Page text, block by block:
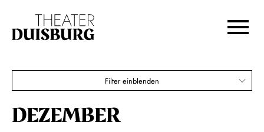
Zur Hauptnavigation springen
Zum Footer springen
Filter einblenden
DEZEMBER